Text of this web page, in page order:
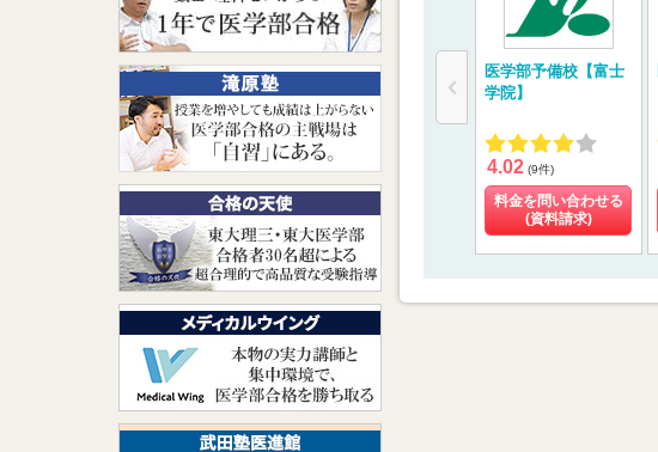
医学部予備校【富士
学院】
4.02 (9件)
料金を問い合わせる
(資料請求)